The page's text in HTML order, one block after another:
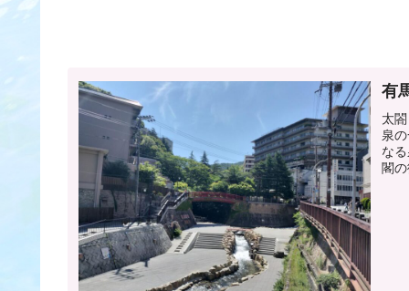
有
太
泉
な
閣